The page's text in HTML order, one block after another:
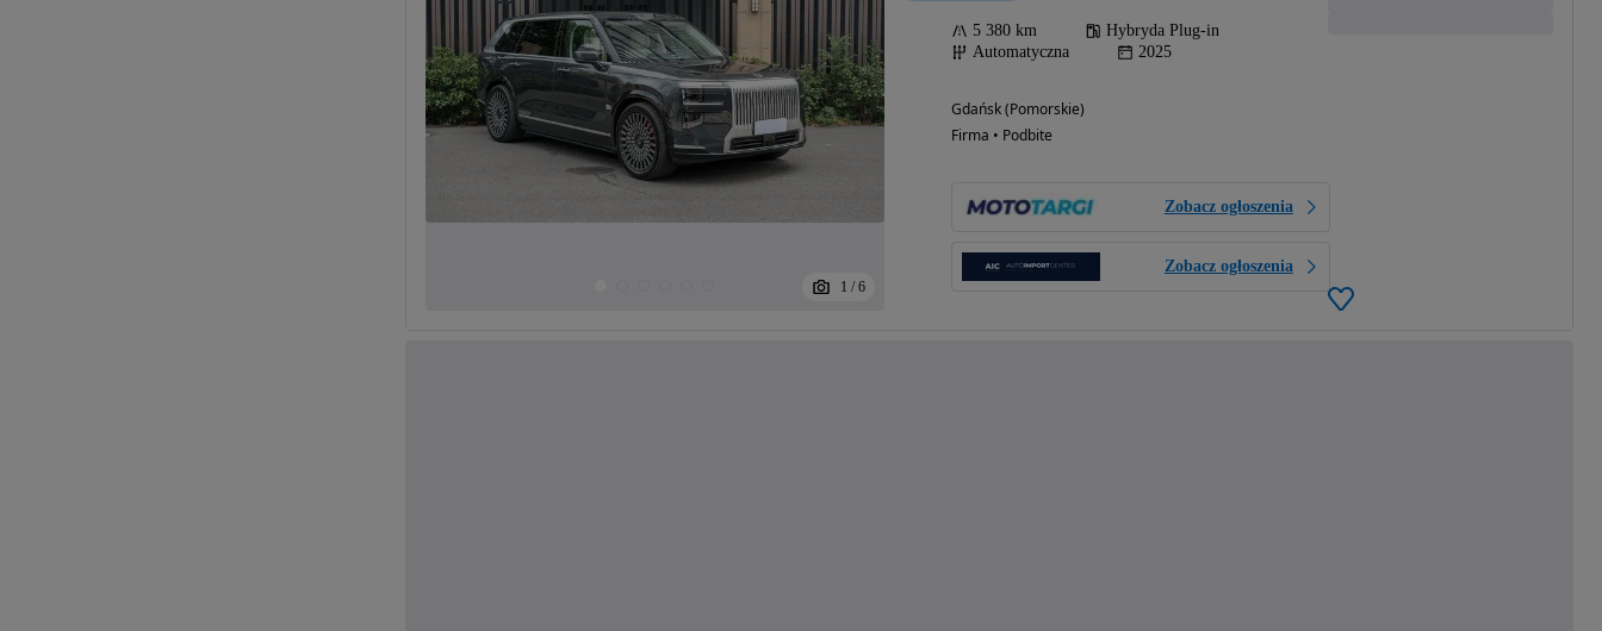
1 / 6
5 380 km
Hybryda Plug-in
Automatyczna
2025
Gdańsk (Pomorskie)
Firma • Podbite
Zobacz ogłoszenia
Zobacz ogłoszenia